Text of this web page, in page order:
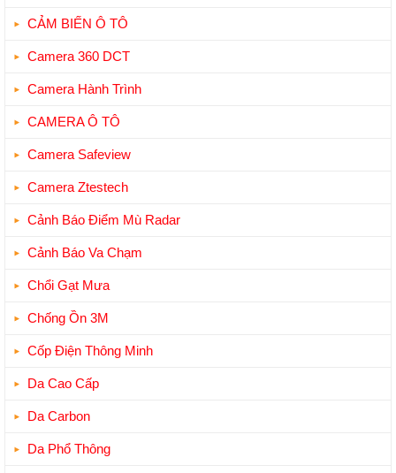
CẢM BIẾN Ô TÔ
Camera 360 DCT
Camera Hành Trình
CAMERA Ô TÔ
Camera Safeview
Camera Ztestech
Cảnh Báo Điểm Mù Radar
Cảnh Báo Va Chạm
Chổi Gạt Mưa
Chống Ồn 3M
Cốp Điện Thông Minh
Da Cao Cấp
Da Carbon
Da Phổ Thông